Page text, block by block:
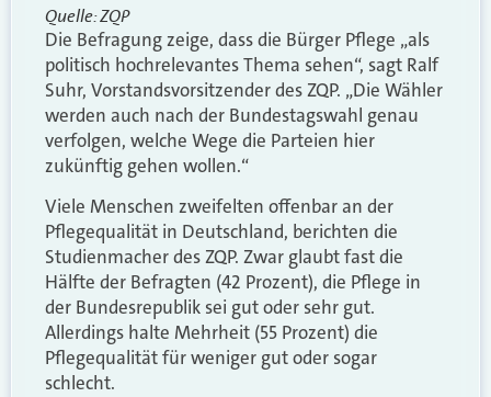
Quelle: ZQP
Die Befragung zeige, dass die Bürger Pflege „als
politisch hochrelevantes Thema sehen“, sagt Ralf
Suhr, Vorstandsvorsitzender des ZQP. „Die Wähler
werden auch nach der Bundestagswahl genau
verfolgen, welche Wege die Parteien hier
zukünftig gehen wollen.“
Viele Menschen zweifelten offenbar an der
Pflegequalität in Deutschland, berichten die
Studienmacher des ZQP. Zwar glaubt fast die
Hälfte der Befragten (42 Prozent), die Pflege in
der Bundesrepublik sei gut oder sehr gut.
Allerdings halte Mehrheit (55 Prozent) die
Pflegequalität für weniger gut oder sogar
schlecht.